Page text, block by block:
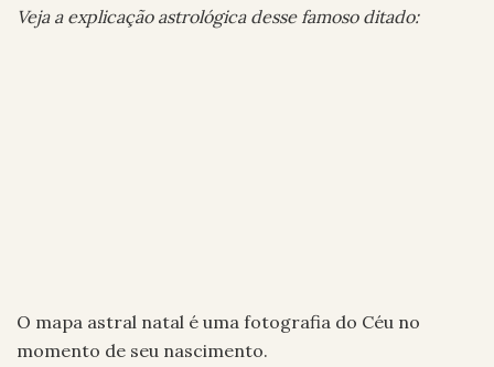
Veja a explicação astrológica desse famoso ditado:
O mapa astral natal é uma fotografia do Céu no
momento de seu nascimento.